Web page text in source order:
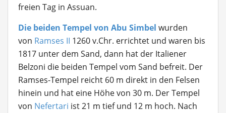
freien Tag in Assuan.
Die beiden Tempel von Abu Simbel wurden
von Ramses II 1260 v.Chr. errichtet und waren bis
1817 unter dem Sand, dann hat der Italiener
Belzoni die beiden Tempel vom Sand befreit. Der
Ramses-Tempel reicht 60 m direkt in den Felsen
hinein und hat eine Höhe von 30 m. Der Tempel
von Nefertari ist 21 m tief und 12 m hoch. Nach